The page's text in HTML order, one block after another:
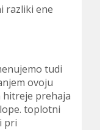
razliki ene
tudi
ovoju
prehaja
toplotni
pri